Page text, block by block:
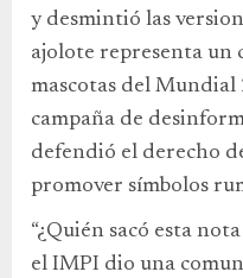
y desmintió las
ajolote representa un
mascotas del Mundial
campaña de
defendió el derecho
promover símbolos
“¿Quién sacó esta
el IMPI dio una